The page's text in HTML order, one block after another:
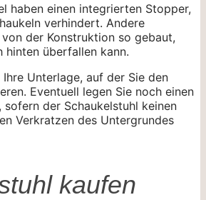
haben einen integrierten Stopper,
verhindert. Andere
der Konstruktion so gebaut,
hinten überfallen kann.
Unterlage, auf der Sie den
Eventuell legen Sie noch einen
sofern der Schaukelstuhl keinen
Verkratzen des Untergrundes
kaufen